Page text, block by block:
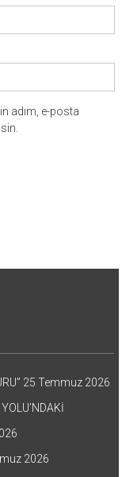
adım, e-posta
25 Temmuz 2026
2026